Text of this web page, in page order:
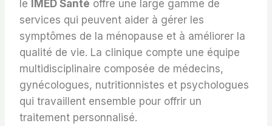
le IMED Santé offre une large gamme de
services qui peuvent aider à gérer les
symptômes de la ménopause et à améliorer la
qualité de vie. La clinique compte une équipe
multidisciplinaire composée de médecins,
gynécologues, nutritionnistes et psychologues
qui travaillent ensemble pour offrir un
traitement personnalisé.